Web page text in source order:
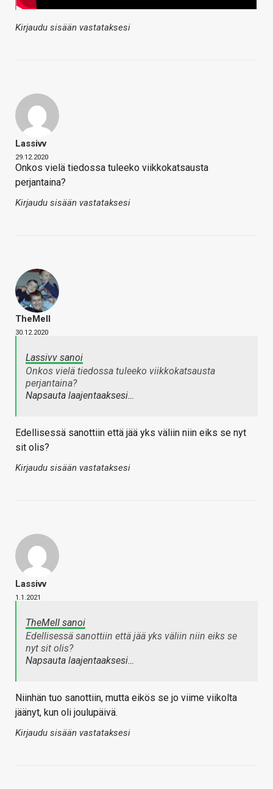
Kirjaudu sisään vastataksesi
Lassivv
29.12.2020
Onkos vielä tiedossa tuleeko viikkokatsausta
perjantaina?
Kirjaudu sisään vastataksesi
TheMeII
30.12.2020
Lassivv sanoi
Onkos vielä tiedossa tuleeko viikkokatsausta
perjantaina?
Napsauta laajentaaksesi…
Edellisessä sanottiin että jää yks väliin niin eiks se nyt
sit olis?
Kirjaudu sisään vastataksesi
Lassivv
1.1.2021
TheMeII sanoi
Edellisessä sanottiin että jää yks väliin niin eiks se
nyt sit olis?
Napsauta laajentaaksesi…
Niinhän tuo sanottiin, mutta eikös se jo viime viikolta
jäänyt, kun oli joulupäivä.
Kirjaudu sisään vastataksesi